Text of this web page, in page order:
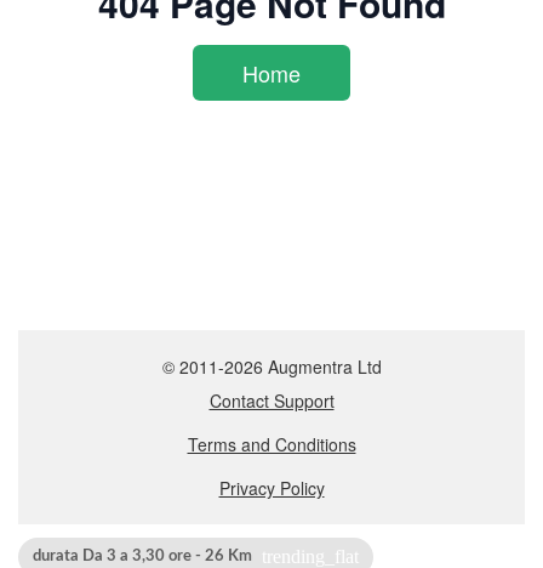
trending_flat
durata Da 3 a 3,30 ore - 26 Km